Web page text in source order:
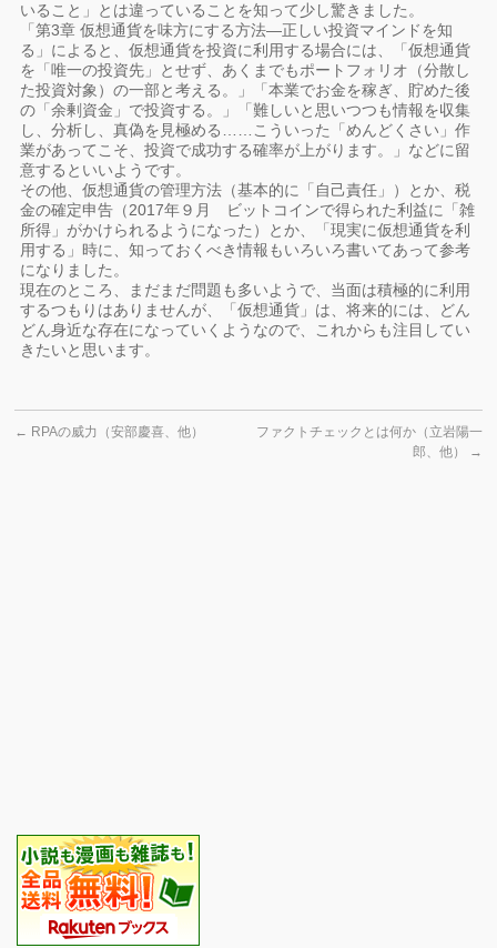
いること」とは違っていることを知って少し驚きました。
「第3章 仮想通貨を味方にする方法―正しい投資マインドを知
る」によると、仮想通貨を投資に利用する場合には、「仮想通貨
を「唯一の投資先」とせず、あくまでもポートフォリオ（分散し
た投資対象）の一部と考える。」「本業でお金を稼ぎ、貯めた後
の「余剰資金」で投資する。」「難しいと思いつつも情報を収集
し、分析し、真偽を見極める……こういった「めんどくさい」作
業があってこそ、投資で成功する確率が上がります。」などに留
意するといいようです。
その他、仮想通貨の管理方法（基本的に「自己責任」）とか、税
金の確定申告（2017年９月 ビットコインで得られた利益に「雑
所得」がかけられるようになった）とか、「現実に仮想通貨を利
用する」時に、知っておくべき情報もいろいろ書いてあって参考
になりました。
現在のところ、まだまだ問題も多いようで、当面は積極的に利用
するつもりはありませんが、「仮想通貨」は、将来的には、どん
どん身近な存在になっていくようなので、これからも注目してい
きたいと思います。
← RPAの威力（安部慶喜、他）
ファクトチェックとは何か（立岩陽一
郎、他）
→